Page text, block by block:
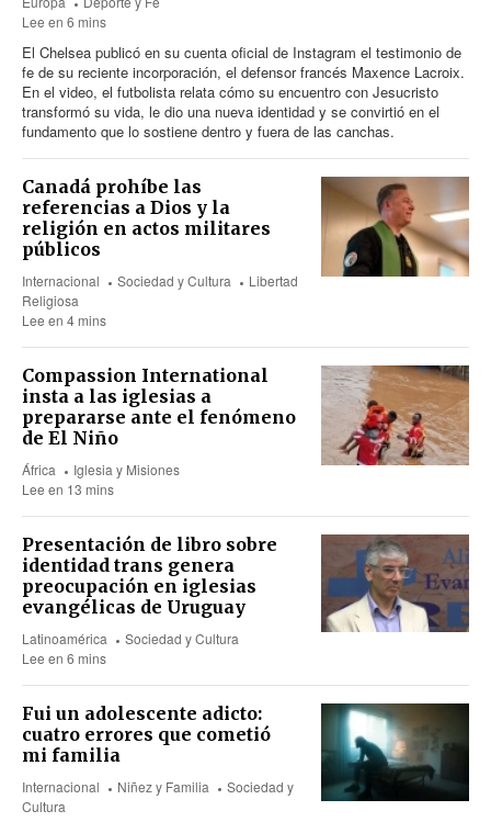
Lee en 6 mins
El Chelsea publicó en su cuenta oficial de Instagram el testimonio de
fe de su reciente incorporación, el defensor francés Maxence Lacroix.
En el video, el futbolista relata cómo su encuentro con Jesucristo
transformó su vida, le dio una nueva identidad y se convirtió en el
fundamento que lo sostiene dentro y fuera de las canchas.
Canadá prohíbe las
referencias a Dios y la
religión en actos militares
públicos
Internacional Sociedad y Cultura
Libertad
Religiosa
Lee en 4 mins
Compassion International
insta a las iglesias a
prepararse ante el fenómeno
de El Niño
África
Iglesia y Misiones
Lee en 13 mins
Presentación de libro sobre
identidad trans genera
preocupación en iglesias
evangélicas de Uruguay
Latinoamérica
Sociedad y Cultura
Lee en 6 mins
Fui un adolescente adicto:
cuatro errores que cometió
mi familia
Internacional Niñez y Familia
Sociedad y
Cultura